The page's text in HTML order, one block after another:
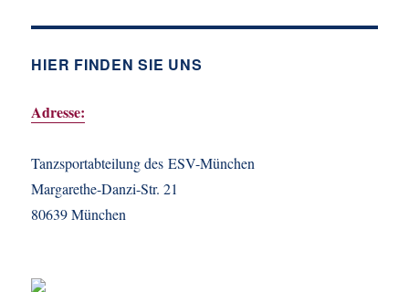
HIER FINDEN SIE UNS
Adresse:
Tanzsportabteilung des ESV-München
Margarethe-Danzi-Str. 21
80639 München